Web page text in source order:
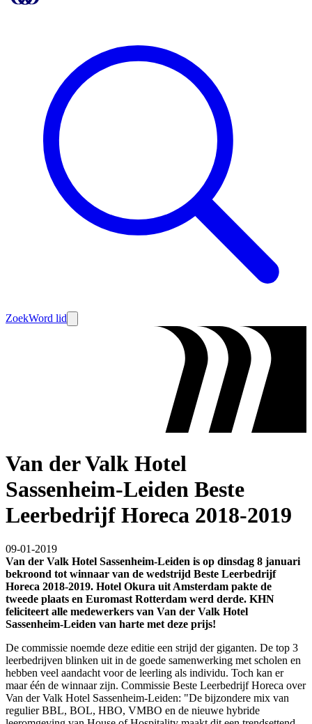
ZoekWord lid
Van der Valk Hotel
Sassenheim-Leiden Beste
Leerbedrijf Horeca 2018-2019
09-01-2019
Van der Valk Hotel Sassenheim-Leiden is op dinsdag 8 januari
bekroond tot winnaar van de wedstrijd Beste Leerbedrijf
Horeca 2018-2019. Hotel Okura uit Amsterdam pakte de
tweede plaats en Euromast Rotterdam werd derde. KHN
feliciteert alle medewerkers van Van der Valk Hotel
Sassenheim-Leiden van harte met deze prijs!
De commissie noemde deze editie een strijd der giganten. De top 3
leerbedrijven blinken uit in de goede samenwerking met scholen en
hebben veel aandacht voor de leerling als individu. Toch kan er
maar één de winnaar zijn. Commissie Beste Leerbedrijf Horeca over
Van der Valk Hotel Sassenheim-Leiden: "De bijzondere mix van
regulier BBL, BOL, HBO, VMBO en de nieuwe hybride